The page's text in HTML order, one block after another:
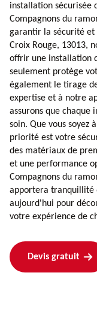
installation sécurisée
Compagnons du
garantir la sécurité et
Croix Rouge, 13013,
offrir une installation
seulement protège
également le tirage
expertise et à notre
assurons que chaque
soin. Que vous soyez
priorité est votre
des matériaux de
et une performance
Compagnons du
apportera tranquillité
aujourd'hui pour
votre expérience de
Devis gratuit